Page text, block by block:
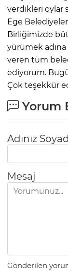
verdikleri oylar
Ege
Birliğimizde
yürümek adına
veren tüm
ediyorum.
Çok teşekkür
Yorum
Adınız
Mesaj
Gönderilen